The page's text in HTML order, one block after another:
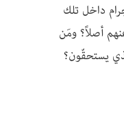
داخل تلك
أصلاً؟ ومَن
يستحقّون؟